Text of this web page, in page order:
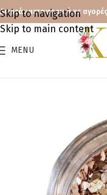
Skip to navigation
Skip to main content
Δωρεάν μεταφορικά με
MENU